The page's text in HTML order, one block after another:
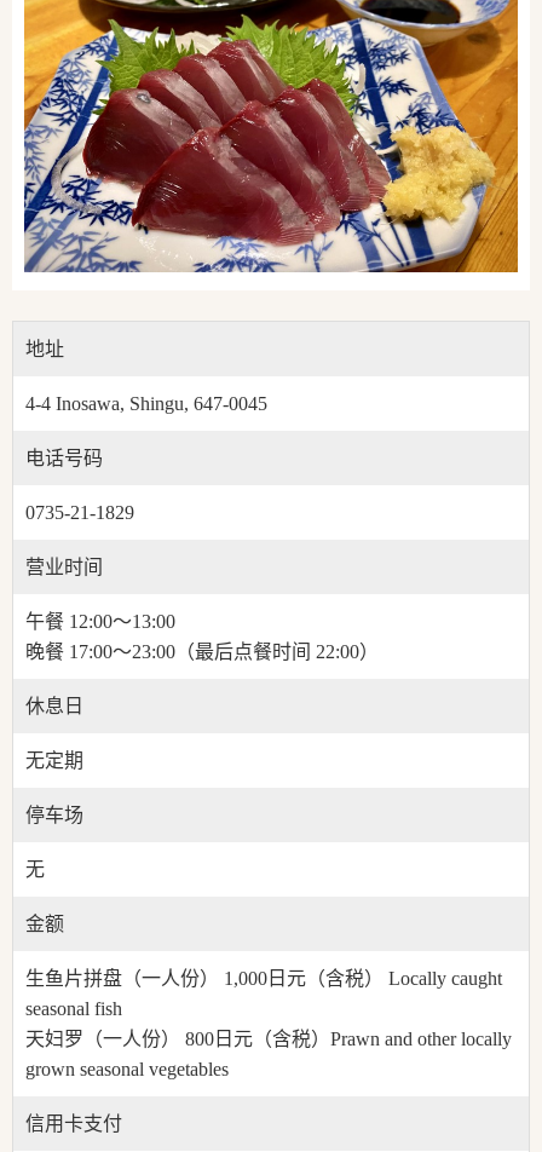
地址
4-4 Inosawa, Shingu, 647-0045
电话号码
0735-21-1829
营业时间
午餐 12:00～13:00
晚餐 17:00～23:00（最后点餐时间 22:00）
休息日
无定期
停车场
无
金额
生鱼片拼盘（一人份） 1,000日元（含税） Locally caught
seasonal fish
天妇罗（一人份） 800日元（含税）Prawn and other locally
grown seasonal vegetables
信用卡支付